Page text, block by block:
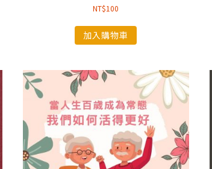
NT$100
加入購物車